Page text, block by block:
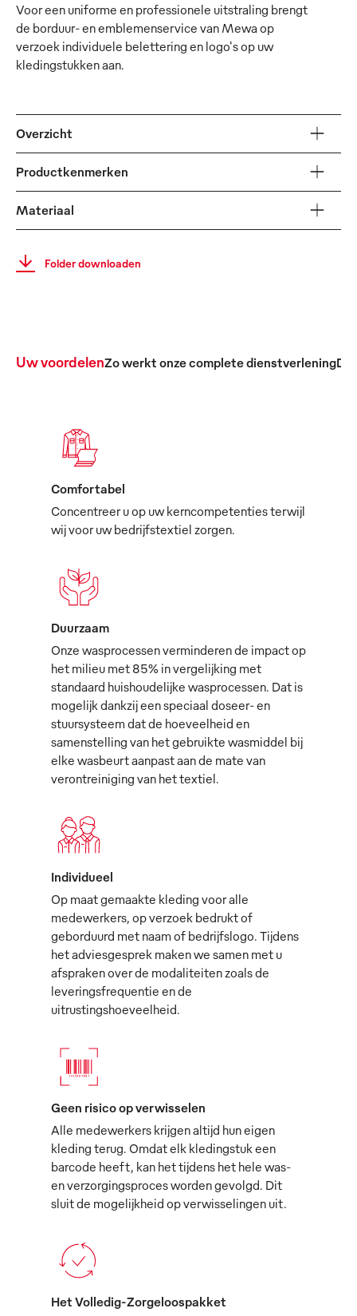
Voor een uniforme en professionele uitstraling brengt
de borduur- en emblemenservice van Mewa op
verzoek individuele belettering en logo's op uw
kledingstukken aan.
Overzicht
Productkenmerken
Materiaal
Folder downloaden
Uw voordelenZo werkt onze complete dienstverleningDe
Comfortabel
Concentreer u op uw kerncompetenties terwijl
wij voor uw bedrijfstextiel zorgen.
Duurzaam
Onze wasprocessen verminderen de impact op
het milieu met 85% in vergelijking met
standaard huishoudelijke wasprocessen. Dat is
mogelijk dankzij een speciaal doseer- en
stuursysteem dat de hoeveelheid en
samenstelling van het gebruikte wasmiddel bij
elke wasbeurt aanpast aan de mate van
verontreiniging van het textiel.
Individueel
Op maat gemaakte kleding voor alle
medewerkers, op verzoek bedrukt of
geborduurd met naam of bedrijfslogo. Tijdens
het adviesgesprek maken we samen met u
afspraken over de modaliteiten zoals de
leveringsfrequentie en de
uitrustingshoeveelheid.
Geen risico op verwisselen
Alle medewerkers krijgen altijd hun eigen
kleding terug. Omdat elk kledingstuk een
barcode heeft, kan het tijdens het hele was-
en verzorgingsproces worden gevolgd. Dit
sluit de mogelijkheid op verwisselingen uit.
Het Volledig-Zorgeloospakket